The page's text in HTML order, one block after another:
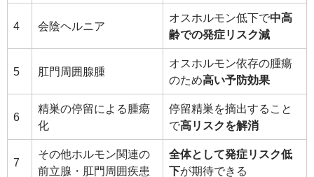
4 会陰ヘルニア
オスホルモン低下で中高
齢での発症リスク減
5 肛門周囲腺腫
オスホルモン依存の腫瘍
のため高い予防効果
6
精巣の停留による腫瘍
化
停留精巣を摘出すること
で高リスクを解消
7
その他ホルモン関連の
前立腺・肛門周囲疾患
全体として発症リスク低
下が期待できる